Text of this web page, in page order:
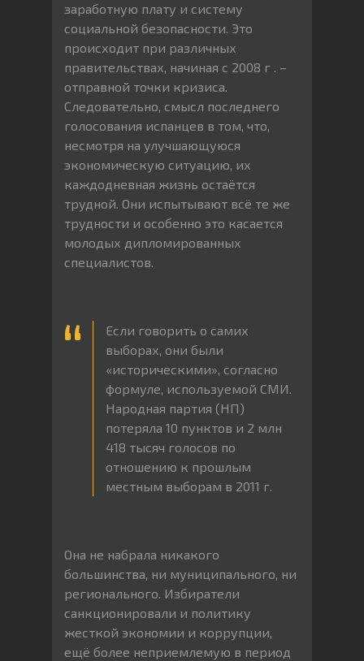
заработную плату и систему
социальной безопасности. Это
происходит при различных
правительствах, начиная с 2008 г . –
отправной точки кризиса.
Следовательно, смысл последнего
голосования испанцев в том, что,
несмотря на улучшающуюся
экономическую ситуацию, их
каждодневная жизнь остаётся
трудной. Они испытывают всё те же
трудности и особенно это касается
молодых дипломированных
специалистов.
Если говорить о самих
выборах, они были
«историческими», согласно
формуле, используемой СМИ.
Народная партия (НП)
потеряла 10 пунктов и 2 млн
418 тысяч голосов по
отношению к прошлым
местным выборам в 2011 г.
Она не набрала никакого
большинства, ни муниципального, ни
регионального. Избиратели
санкционировали и политику
жесткой экономии и коррупции,
ещё более неприемлемую в период